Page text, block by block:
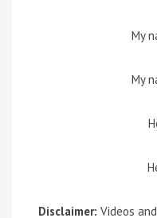
My
My
Disclaimer: Videos